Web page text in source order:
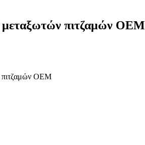
μεταξωτών πιτζαμών OEM
πιτζαμών OEM